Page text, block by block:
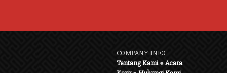
COMPANY INFO
Tentang Kami●Acara